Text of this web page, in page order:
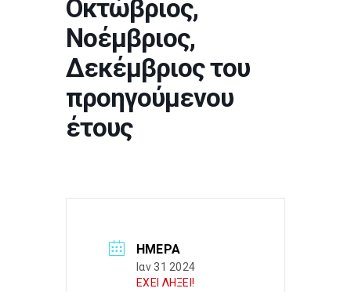
Οκτώβριος,
Νοέμβριος,
Δεκέμβριος του
προηγούμενου
έτους
ΗΜΈΡΑ
Ιαν 31 2024
ΕΧΕΙ ΛΗΞΕΙ!